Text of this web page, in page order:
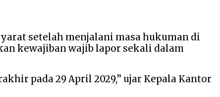
setelah menjalani masa hukuman di
kewajiban wajib lapor sekali dalam
pada 29 April 2029,” ujar Kepala Kantor